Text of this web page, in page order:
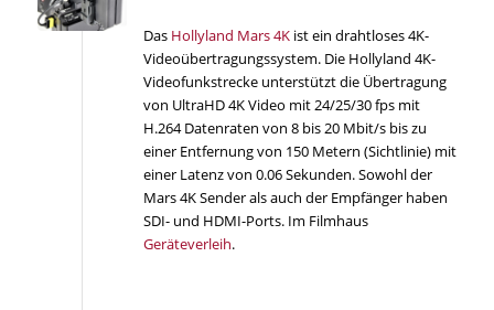
Das Hollyland Mars 4Kist ein drahtloses 4K-
Videoübertragungssystem. Die Hollyland 4K-
Videofunkstrecke unterstützt die Übertragung
von UltraHD 4K Video mit 24/25/30 fps mit
H.264 Datenraten von 8 bis 20 Mbit/s bis zu
einer Entfernung von 150 Metern (Sichtlinie) mit
einer Latenz von 0.06 Sekunden. Sowohl der
Mars 4K Sender als auch der Empfänger haben
SDI- und HDMI-Ports. Im Filmhaus
Geräteverleih.